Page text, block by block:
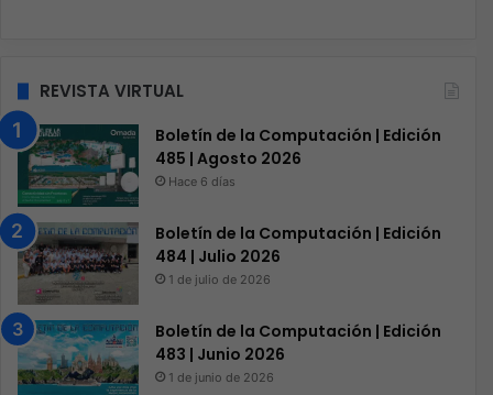
REVISTA VIRTUAL
Boletín de la Computación | Edición
485 | Agosto 2026
Hace 6 días
Boletín de la Computación | Edición
484 | Julio 2026
1 de julio de 2026
Boletín de la Computación | Edición
483 | Junio 2026
1 de junio de 2026